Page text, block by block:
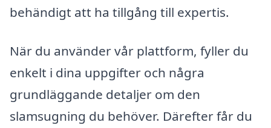
behändigt att ha tillgång till expertis.
När du använder vår plattform, fyller du
enkelt i dina uppgifter och några
grundläggande detaljer om den
slamsugning du behöver. Därefter får du